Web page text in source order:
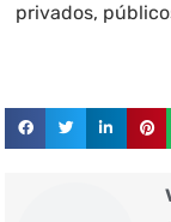
privados,